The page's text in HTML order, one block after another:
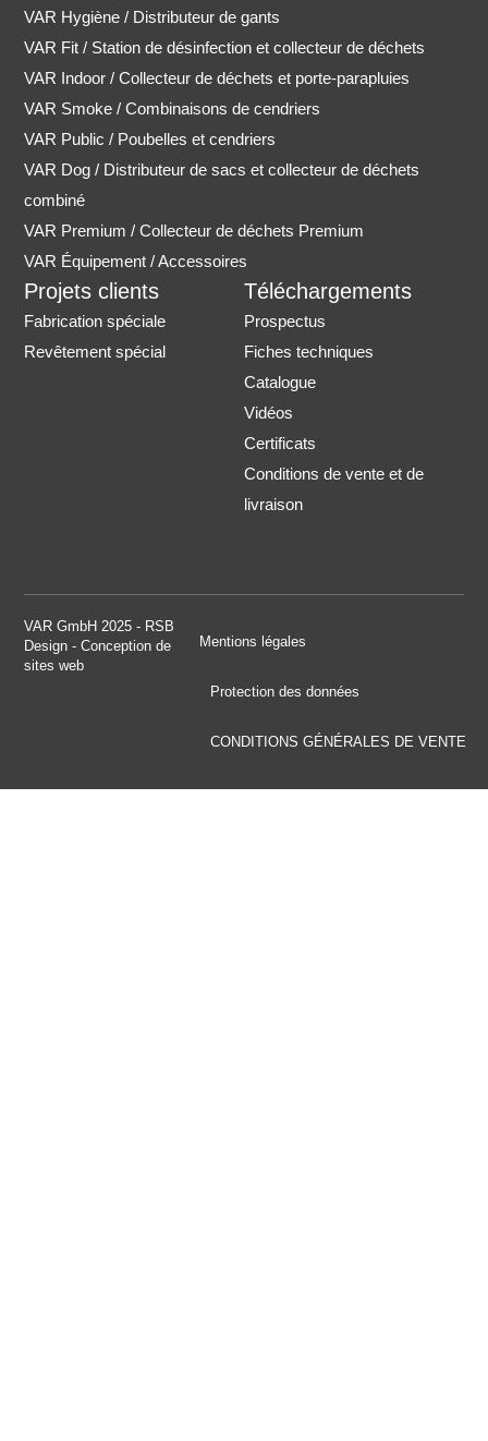
VAR Hygiène / Distributeur de gants
VAR Fit / Station de désinfection et collecteur de déchets
VAR Indoor / Collecteur de déchets et porte-parapluies
VAR Smoke / Combinaisons de cendriers
VAR Public / Poubelles et cendriers
VAR Dog / Distributeur de sacs et collecteur de déchets
combiné
VAR Premium / Collecteur de déchets Premium
VAR Équipement / Accessoires
Projets clients
Fabrication spéciale
Revêtement spécial
Téléchargements
Prospectus
Fiches techniques
Catalogue
Vidéos
Certificats
Conditions de vente et de
livraison
VAR GmbH 2025 - RSB
Design - Conception de
sites web
Mentions légales
Protection des données
CONDITIONS GÉNÉRALES DE VENTE